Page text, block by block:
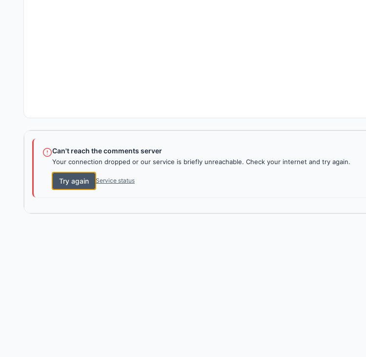
Can't reach the comments server
Your connection dropped or our service is briefly unreachable. Check your internet and try again.
Try again Service status